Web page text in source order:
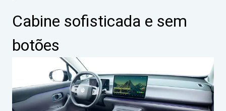
Cabine sofisticada e sem
botões